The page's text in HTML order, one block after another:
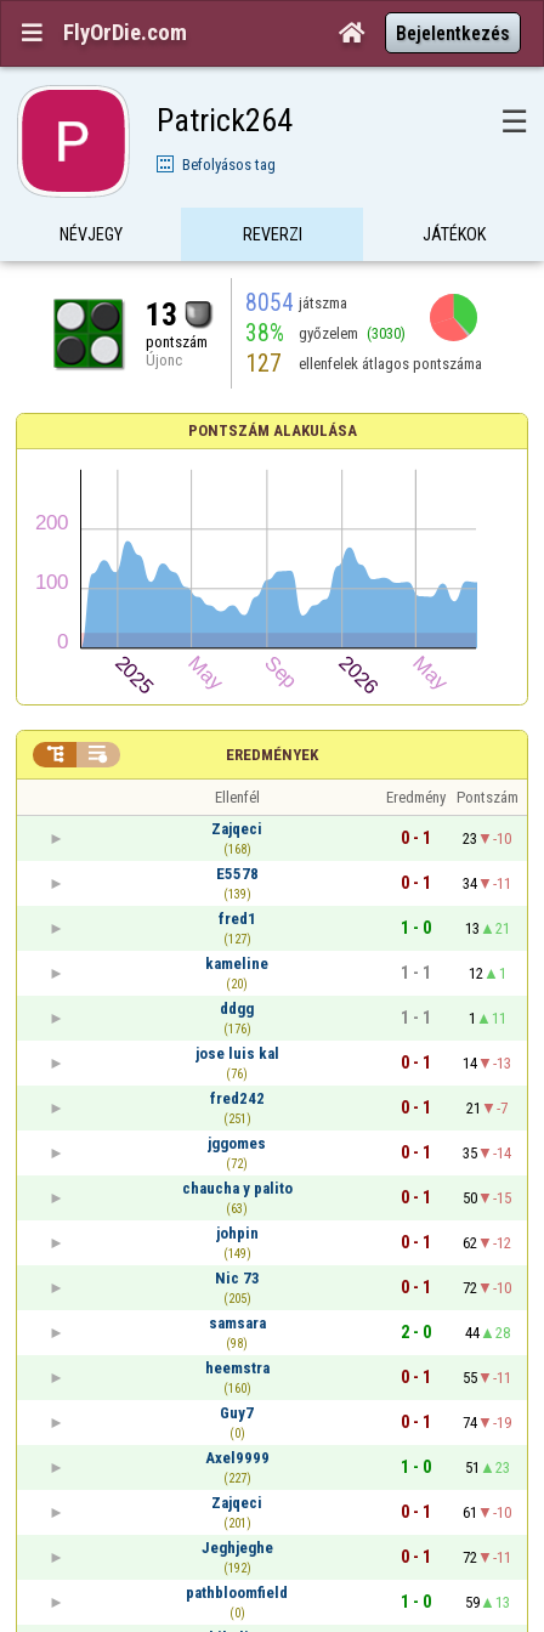
 FlyOrDie.com  Bejelentkezés
Patrick264 ☰
Befolyásos tag
NÉVJEGY REVERZI JÁTÉKOK
13
pontszám
Újonc
8054 játszma
38% győzelem (3030)
127 ellenfelek átlagos pontszáma
PONTSZÁM ALAKULÁSA
EREDMÉNYEK
 
Ellenfél Eredmény Pontszám
Zajqeci
(168)
0 - 1 23
-10
E5578
(139)
0 - 1 34
-11
fred1
(127)
1 - 0 13
21
kameline
(20)
1 - 1 12
1
ddgg
(176)
1 - 1 1
11
jose luis kal
(76)
0 - 1 14
-13
fred242
(251)
0 - 1 21
-7
jggomes
(72)
0 - 1 35
-14
chaucha y palito
(63)
0 - 1 50
-15
johpin
(149)
0 - 1 62
-12
Nic 73
(205)
0 - 1 72
-10
samsara
(98)
2 - 0 44
28
heemstra
(160)
0 - 1 55
-11
Guy7
(0)
0 - 1 74
-19
Axel9999
(227)
1 - 0 51
23
Zajqeci
(201)
0 - 1 61
-10
Jeghjeghe
(192)
0 - 1 72
-11
pathbloomfield
(0)
1 - 0 59
13